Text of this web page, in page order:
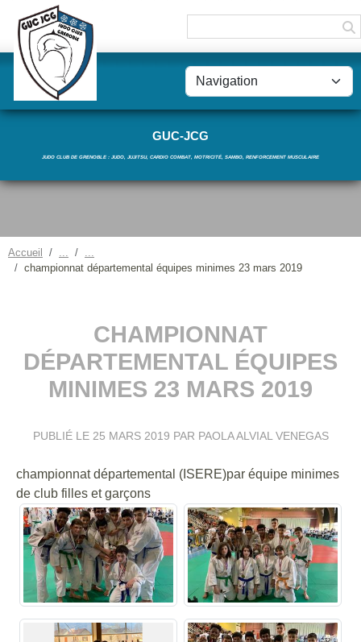
GUC-JCG
JUDO CLUB DE GRENOBLE : JUDO, JUJITSU, CARDIO COMBAT, MOTRICITÉ, SAMBO, RENFORCEMENT MUSCULAIRE
Accueil
championnat départemental équipes minimes 23 mars 2019
CHAMPIONNAT
DÉPARTEMENTAL ÉQUIPES
MINIMES 23 MARS 2019
PUBLIÉ LE 25 MARS 2019 PAR PAOLA ALVIAL VENEGAS
championnat départemental (ISERE)par équipe minimes
de club filles et garçons
Panneau de gestion des cookies